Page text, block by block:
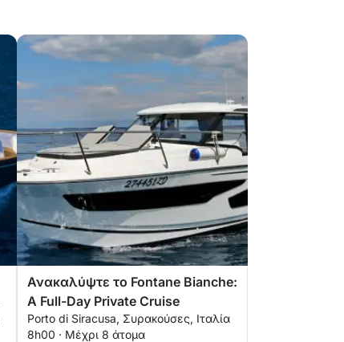
Ανακαλύψτε το Fontane Bianche:
A Full-Day Private Cruise
Porto di Siracusa, Συρακούσες, Ιταλία
8h00 · Μέχρι 8 άτομα